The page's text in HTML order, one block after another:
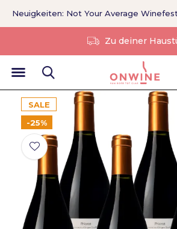
Ohne Vermittler
SALE
-25%